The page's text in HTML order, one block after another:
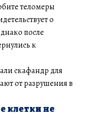
теломеры
о
после
к
скафандр для
от разрушения в
клетки не